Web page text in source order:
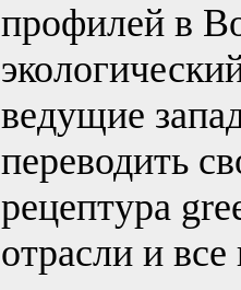
профилей в
ведущие
переводить
рецептура
отрасли и